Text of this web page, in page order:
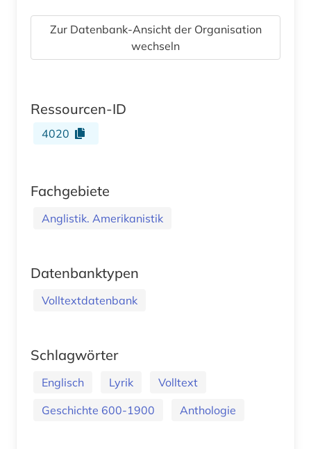
Zur Datenbank-Ansicht der Organisation
wechseln
Ressourcen-ID
4020
Fachgebiete
Anglistik. Amerikanistik
Datenbanktypen
Volltextdatenbank
Schlagwörter
Englisch Lyrik
Volltext
Geschichte 600-1900
Anthologie